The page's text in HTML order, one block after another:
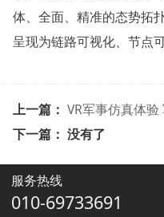
体、全面、精准的态势拓
呈现为链路可视化、节点
上一篇： VR军事仿真体
下一篇： 没有了
服务热线
010-69733691